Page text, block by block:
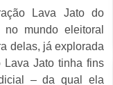
Lava Jato do
mundo eleitoral
delas, já explorada
Lava Jato tinha fins
– da qual ela